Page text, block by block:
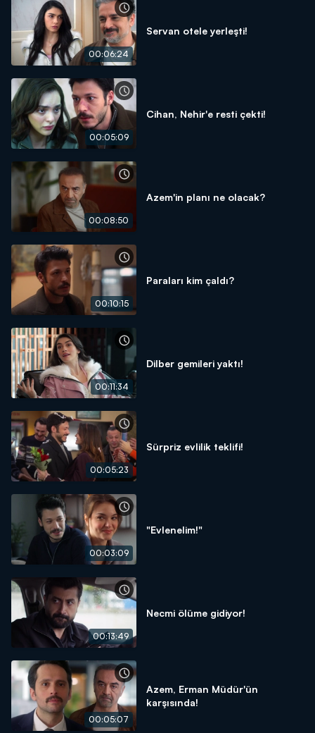
00:06:24
Servan otele yerleşti!
00:05:09
Cihan, Nehir'e resti çekti!
00:08:50
Azem'in planı ne olacak?
00:10:15
Paraları kim çaldı?
00:11:34
Dilber gemileri yaktı!
00:05:23
Sürpriz evlilik teklifi!
00:03:09
"Evlenelim!"
00:13:49
Necmi ölüme gidiyor!
00:05:07
Azem, Erman Müdür'ün
karşısında!